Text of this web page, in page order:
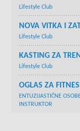
Lifestyle Club
NOVA VITKA I
Lifestyle Club
KASTING ZA
Lifestyle Club
OGLAS ZA
ENTUZIJASTIČNE
INSTRUKTOR